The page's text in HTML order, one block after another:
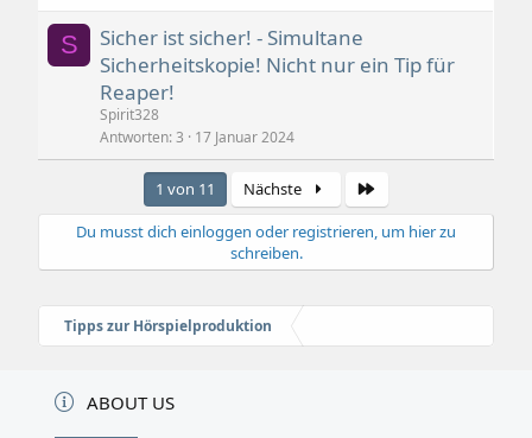
S
Sicher ist sicher! - Simultane
Sicherheitskopie! Nicht nur ein Tip für
Reaper!
Spirit328
Antworten 3 17 Januar 2024
1 von 11 Nächste
Du musst dich einloggen oder registrieren, um hier zu
schreiben.
Tipps zur Hörspielproduktion
ABOUT US